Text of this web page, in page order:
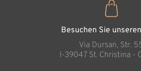
Besuchen Sie
Via Dursan, Str.
l-39047 St. Christina -